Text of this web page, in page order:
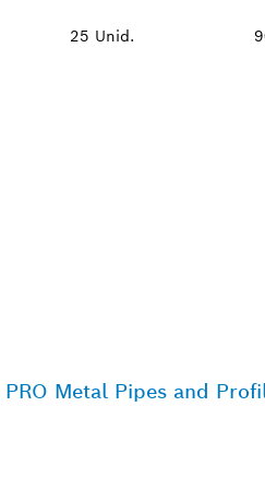
25 Unid.
Metal Pipes and